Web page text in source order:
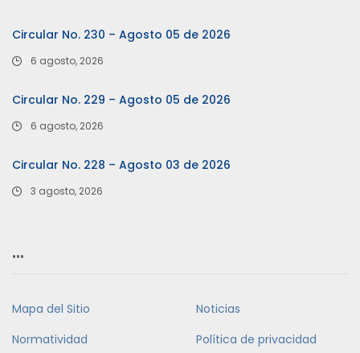
Circular No. 230 – Agosto 05 de 2026
6 agosto, 2026
Circular No. 229 – Agosto 05 de 2026
6 agosto, 2026
Circular No. 228 – Agosto 03 de 2026
3 agosto, 2026
…
Mapa del Sitio
Noticias
Normatividad
Política de privacidad